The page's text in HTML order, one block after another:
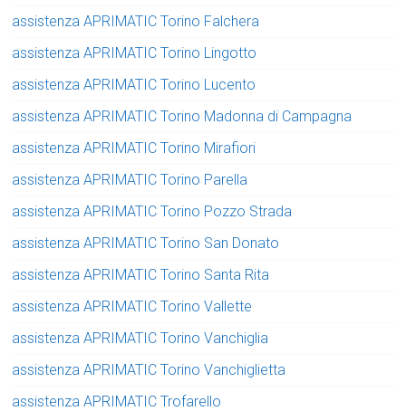
assistenza APRIMATIC Torino Falchera
assistenza APRIMATIC Torino Lingotto
assistenza APRIMATIC Torino Lucento
assistenza APRIMATIC Torino Madonna di Campagna
assistenza APRIMATIC Torino Mirafiori
assistenza APRIMATIC Torino Parella
assistenza APRIMATIC Torino Pozzo Strada
assistenza APRIMATIC Torino San Donato
assistenza APRIMATIC Torino Santa Rita
assistenza APRIMATIC Torino Vallette
assistenza APRIMATIC Torino Vanchiglia
assistenza APRIMATIC Torino Vanchiglietta
assistenza APRIMATIC Trofarello